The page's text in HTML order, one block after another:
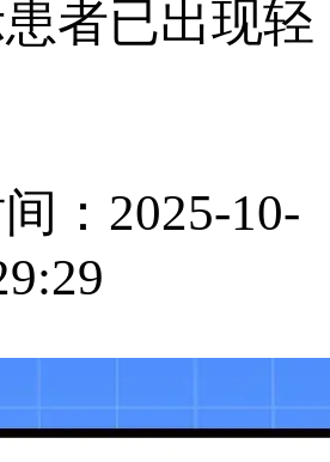
者已出现轻
：2025-10-